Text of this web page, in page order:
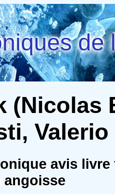
de
(Nicolas
Valerio
avis